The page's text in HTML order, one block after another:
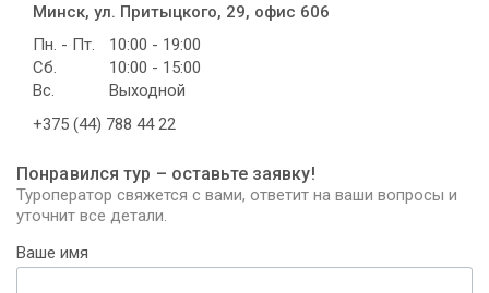
Минск, ул. Притыцкого, 29, офис 606
Пн. - Пт.
10:00 - 19:00
Сб.
10:00 - 15:00
Вс.
Выходной
+375 (44) 788 44 22
Понравился тур – оставьте заявку!
Туроператор свяжется с вами, ответит на ваши вопросы и
уточнит все детали.
Ваше имя